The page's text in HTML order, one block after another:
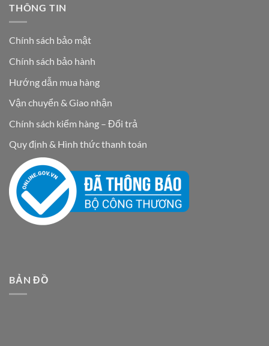
THÔNG TIN
Chính sách bảo mật
Chính sách bảo hành
Hướng dẫn mua hàng
Vận chuyển & Giao nhận
Chính sách kiểm hàng – Đổi trả
Quy định & Hình thức thanh toán
BẢN ĐỒ